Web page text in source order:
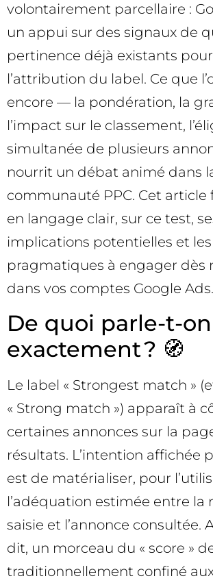
volontairement parcellaire :
un appui sur des signaux de
pertinence déjà existants
l’attribution du label. Ce que
encore — la pondération, la
l’impact sur le classement,
simultanée de plusieurs
nourrit un débat animé dans
communauté PPC. Cet article
en langage clair, sur ce test,
implications potentielles et
pragmatiques à engager dès
dans vos comptes Google Ads.
De quoi parle-t-on
exactement ? 🧭
Le label « Strongest match »
« Strong match ») apparaît à
certaines annonces sur la
résultats. L’intention affichée
est de matérialiser, pour
l’adéquation estimée entre la
saisie et l’annonce consultée.
dit, un morceau du « score »
traditionnellement confiné